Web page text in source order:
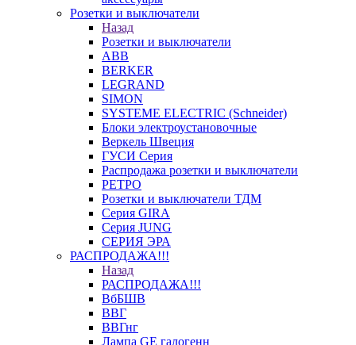
Розетки и выключатели
Назад
Розетки и выключатели
ABB
BERKER
LEGRAND
SIMON
SYSTEME ELECTRIC (Schneider)
Блоки электроустановочные
Веркель Швеция
ГУСИ Серия
Распродажа розетки и выключатели
РЕТРО
Розетки и выключатели ТДМ
Серия GIRA
Серия JUNG
СЕРИЯ ЭРА
РАСПРОДАЖА!!!
Назад
РАСПРОДАЖА!!!
ВбБШВ
ВВГ
ВВГнг
Лампа GE галогенн